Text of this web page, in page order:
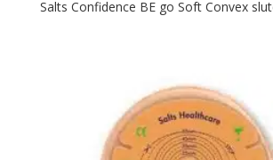
Salts Confidence BE go Soft Convex